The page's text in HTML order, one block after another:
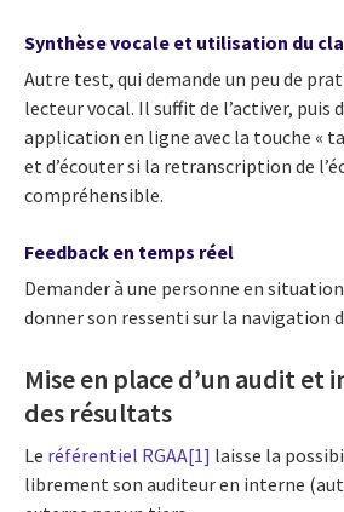
Synthèse vocale et utilisation du
Autre test, qui demande un peu de
lecteur vocal. Il suffit de l’activer, puis
application en ligne avec la touche «
et d’écouter si la retranscription de
compréhensible.
Feedback en temps réel
Demander à une personne en
donner son ressenti sur la navigation
Mise en place d’un audit
des résultats
Le référentiel RGAA[1] laisse la
librement son auditeur en interne